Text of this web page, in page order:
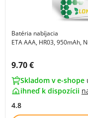
Batéria nabíjacia
ETA AAA, HR03, 950mAh,
Cena s DPH:
9.70 €
Skladom v e-shope
ihneď k dispozícii
4.8